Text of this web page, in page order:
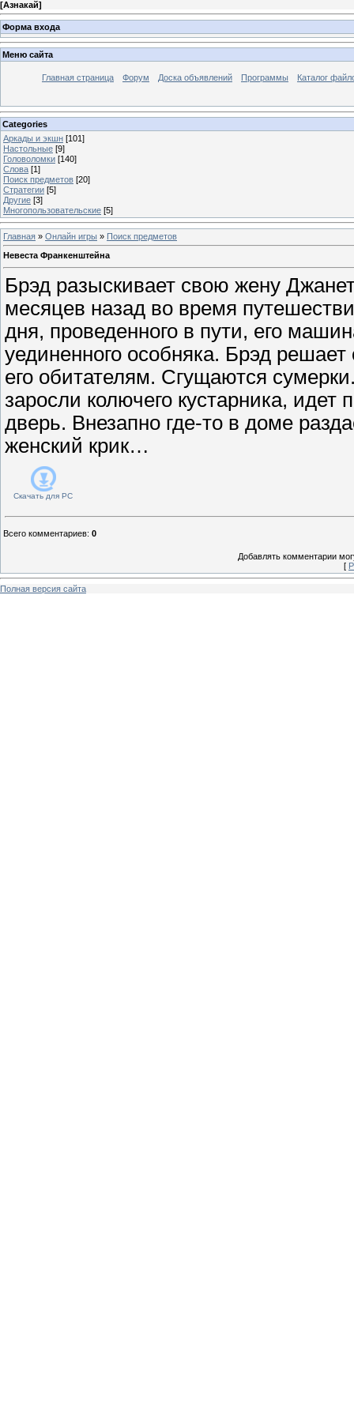
[Азнакай]
Форма входа
Меню сайта
Главная страница Форум Доска объявлений Программы Каталог
Categories
Аркады и экшн [101]
Настольные [9]
Головоломки [140]
Слова [1]
Поиск предметов [20]
Стратегии [5]
Другие [3]
Многопользовательские [5]
Главная » Онлайн игры » Поиск предметов
Невеста Франкенштейна
Брэд разыскивает свою жену
месяцев назад во время
дня, проведенного в пути, его
уединенного особняка. Брэд
его обитателям. Сгущаются
заросли колючего кустарника, идет
дверь. Внезапно где-то в доме
женский крик…
Скачать для PC
Всего комментариев: 0
Добавлять комментарии
[
Полная версия сайта